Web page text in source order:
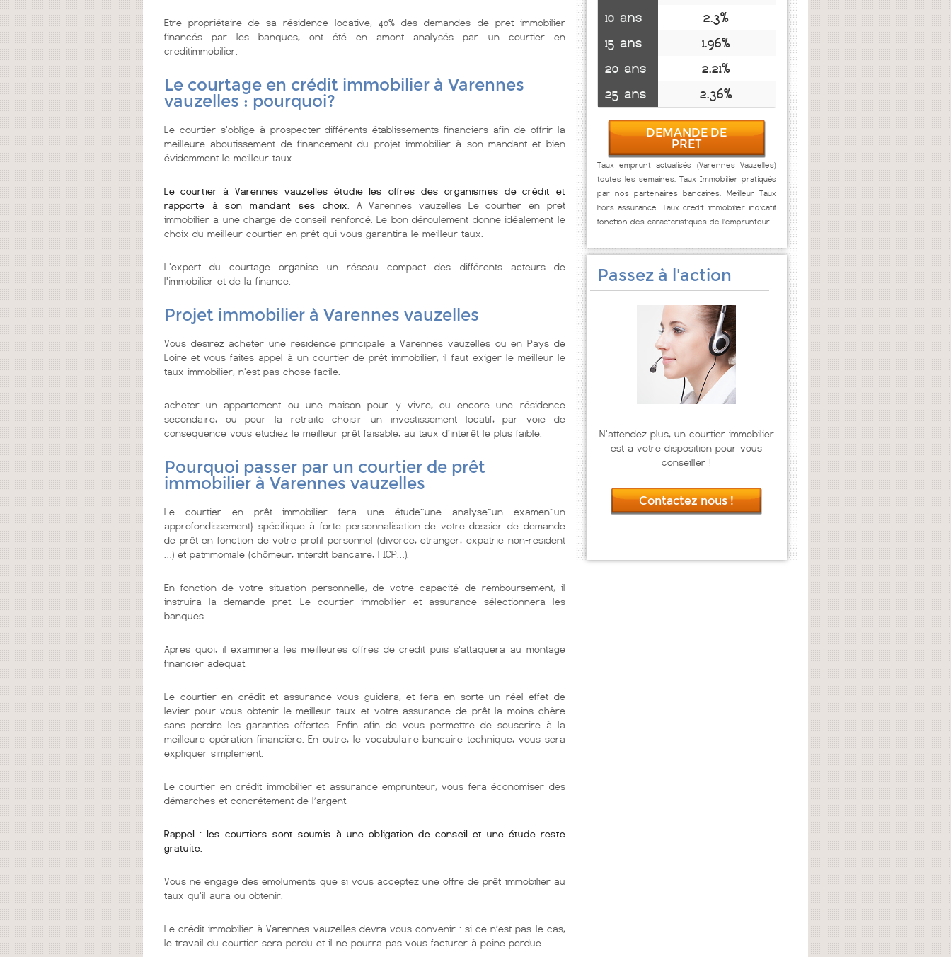
Etre propriétaire de sa résidence locative, 40% des demandes de pret immobilier
financés par les banques, ont été en amont analysés par un courtier en
creditimmobilier.
Le courtage en crédit immobilier à Varennes
vauzelles : pourquoi?
Le courtier s'oblige à prospecter différents établissements financiers afin de offrir la
meilleure aboutissement de financement du projet immobilier à son mandant et bien
évidemment le meilleur taux.
Le courtier à Varennes vauzelles étudie les offres des organismes de crédit et
rapporte à son mandant ses choix . A Varennes vauzelles Le courtier en pret
immobilier a une charge de conseil renforcé. Le bon déroulement donne idéalement le
choix du meilleur courtier en prêt qui vous garantira le meilleur taux.
L'expert du courtage organise un réseau compact des différents acteurs de
l'immobilier et de la finance.
Projet immobilier à Varennes vauzelles
Vous désirez acheter une résidence principale à Varennes vauzelles ou en Pays de
Loire et vous faites appel à un courtier de prêt immobilier, il faut exiger le meilleur le
taux immobilier, n'est pas chose facile.
acheter un appartement ou une maison pour y vivre, ou encore une résidence
secondaire, ou pour la retraite choisir un investissement locatif, par voie de
conséquence vous étudiez le meilleur prêt faisable, au taux d’intérêt le plus faible.
Pourquoi passer par un courtier de prêt
immobilier à Varennes vauzelles
Le courtier en prêt immobilier fera une étude~une analyse~un examen~un
approfondissement} spécifique à forte personnalisation de votre dossier de demande
de prêt en fonction de votre profil personnel (divorcé, étranger, expatrié non-résident
…) et patrimoniale (chômeur, interdit bancaire, FICP…).
En fonction de votre situation personnelle, de votre capacité de remboursement, il
instruira la demande pret. Le courtier immobilier et assurance sélectionnera les
banques.
Après quoi, il examinera les meilleures offres de crédit puis s'attaquera au montage
financier adéquat.
Le courtier en crédit et assurance vous guidera, et fera en sorte un réel effet de
levier pour vous obtenir le meilleur taux et votre assurance de prêt la moins chère
sans perdre les garanties offertes. Enfin afin de vous permettre de souscrire à la
meilleure opération financière. En outre, le vocabulaire bancaire technique, vous sera
expliquer simplement.
Le courtier en crédit immobilier et assurance emprunteur, vous fera économiser des
démarches et concrétement de l’argent.
Rappel : les courtiers sont soumis à une obligation de conseil et une étude reste
gratuite.
Vous ne engagé des émoluments que si vous acceptez une offre de prêt immobilier au
taux qu'il aura ou obtenir.
Le crédit immobilier à Varennes vauzelles devra vous convenir : si ce n’est pas le cas,
le travail du courtier sera perdu et il ne pourra pas vous facturer à peine perdue.
10 ans
2.3%
15 ans
1.96%
20 ans
2.21%
25 ans
2.36%
DEMANDE DE
PRET
Taux emprunt actualisés (Varennes Vauzelles)
toutes les semaines. Taux Immobilier pratiqués
par nos partenaires bancaires. Meilleur Taux
hors assurance. Taux crédit immobilier indicatif
fonction des caractéristiques de l'emprunteur.
Passez à l'action
N'attendez plus, un courtier immobilier
est à votre disposition pour vous
conseiller !
Contactez nous !